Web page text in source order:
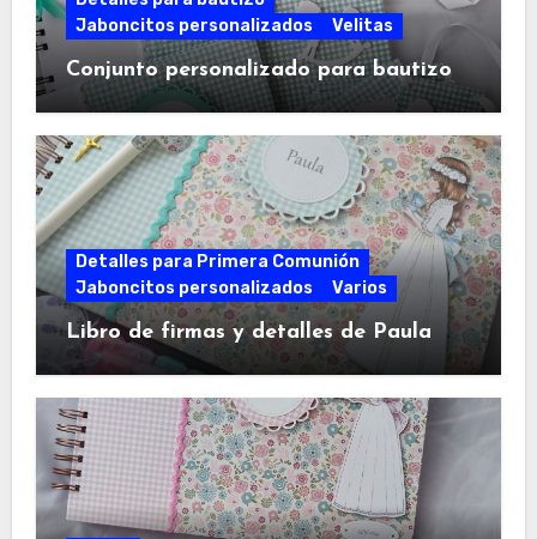
Jaboncitos personalizados
Velitas
Conjunto personalizado para bautizo
Detalles para Primera Comunión
Jaboncitos personalizados
Varios
Libro de firmas y detalles de Paula